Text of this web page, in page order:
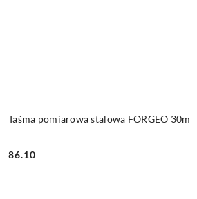
Taśma pomiarowa stalowa FORGEO 30m
Cena:
86.10